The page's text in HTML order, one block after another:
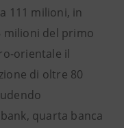
111 milioni, in
milioni del primo
orientale il
di oltre 80
quarta banca